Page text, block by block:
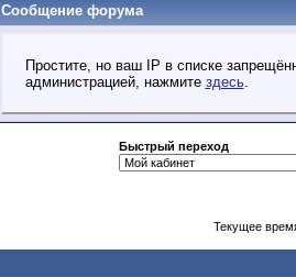
Сообщение форума
Простите, но ваш IP в списке
администрацией, нажмите здесь.
Быстрый переход
Текущее